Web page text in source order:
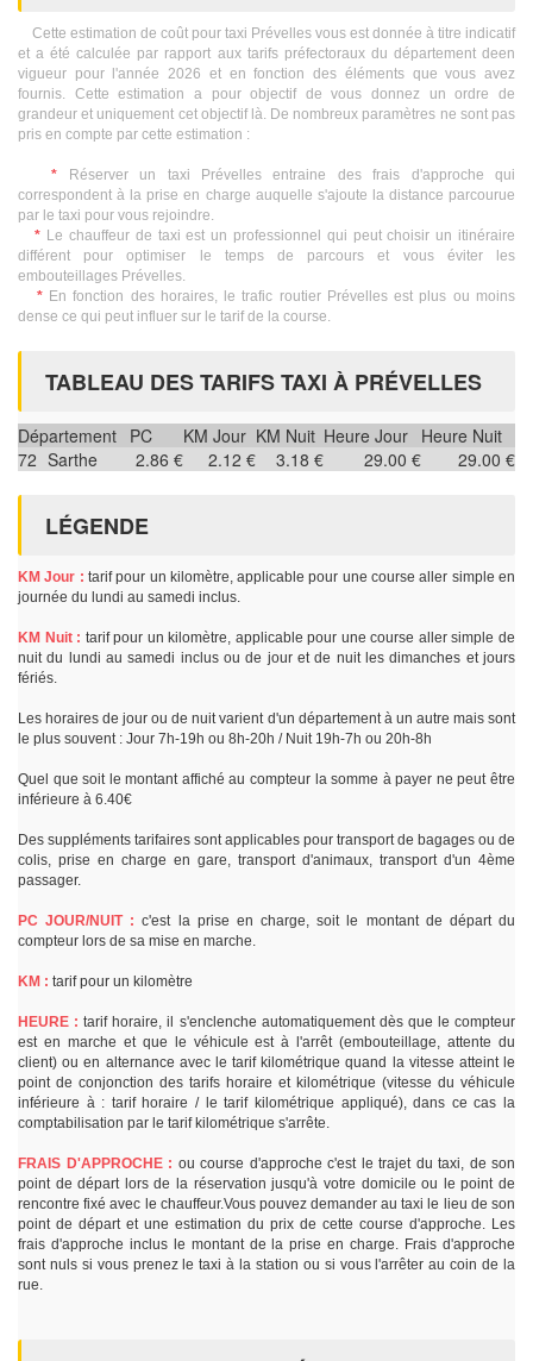
Cette estimation de coût pour taxi Prévelles vous est donnée à titre indicatif
et a été calculée par rapport aux tarifs préfectoraux du département deen
vigueur pour l'année 2026 et en fonction des éléments que vous avez
fournis. Cette estimation a pour objectif de vous donnez un ordre de
grandeur et uniquement cet objectif là. De nombreux paramètres ne sont pas
pris en compte par cette estimation :
* Réserver un taxi Prévelles entraine des frais d'approche qui
correspondent à la prise en charge auquelle s'ajoute la distance parcourue
par le taxi pour vous rejoindre.
* Le chauffeur de taxi est un professionnel qui peut choisir un itinéraire
différent pour optimiser le temps de parcours et vous éviter les
embouteillages Prévelles.
*En fonction des horaires, le trafic routier Prévelles est plus ou moins
dense ce qui peut influer sur le tarif de la course.
TABLEAU DES TARIFS TAXI À PRÉVELLES
Département PC KM Jour KM Nuit Heure Jour Heure Nuit
72 Sarthe 2.86 € 2.12 € 3.18 € 29.00 € 29.00 €
LÉGENDE
KM Jour : tarif pour un kilomètre, applicable pour une course aller simple en
journée du lundi au samedi inclus.
KM Nuit : tarif pour un kilomètre, applicable pour une course aller simple de
nuit du lundi au samedi inclus ou de jour et de nuit les dimanches et jours
fériés.
Les horaires de jour ou de nuit varient d'un département à un autre mais sont
le plus souvent : Jour 7h-19h ou 8h-20h / Nuit 19h-7h ou 20h-8h
Quel que soit le montant affiché au compteur la somme à payer ne peut être
inférieure à 6.40€
Des suppléments tarifaires sont applicables pour transport de bagages ou de
colis, prise en charge en gare, transport d'animaux, transport d'un 4ème
passager.
PC JOUR/NUIT : c'est la prise en charge, soit le montant de départ du
compteur lors de sa mise en marche.
KM : tarif pour un kilomètre
HEURE : tarif horaire, il s'enclenche automatiquement dès que le compteur
est en marche et que le véhicule est à l'arrêt (embouteillage, attente du
client) ou en alternance avec le tarif kilométrique quand la vitesse atteint le
point de conjonction des tarifs horaire et kilométrique (vitesse du véhicule
inférieure à : tarif horaire / le tarif kilométrique appliqué), dans ce cas la
comptabilisation par le tarif kilométrique s'arrête.
FRAIS D'APPROCHE : ou course d'approche c'est le trajet du taxi, de son
point de départ lors de la réservation jusqu'à votre domicile ou le point de
rencontre fixé avec le chauffeur.Vous pouvez demander au taxi le lieu de son
point de départ et une estimation du prix de cette course d'approche. Les
frais d'approche inclus le montant de la prise en charge. Frais d'approche
sont nuls si vous prenez le taxi à la station ou si vous l'arrêter au coin de la
rue.